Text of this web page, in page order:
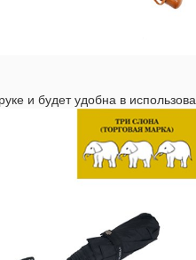
и будет удобна в